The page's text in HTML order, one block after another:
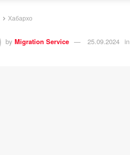
Хабархо
by Migration Service 25.09.2024 in